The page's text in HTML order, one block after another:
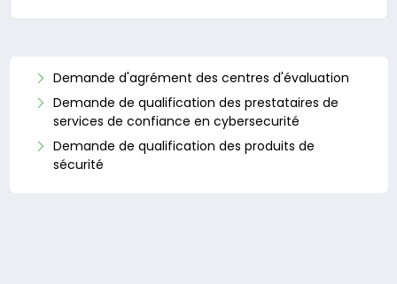
Demande d'agrément des centres d'évaluation
Demande de qualification des prestataires de
services de confiance en cybersecurité
Demande de qualification des produits de
sécurité